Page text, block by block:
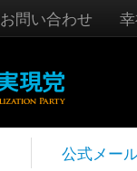
お問い合わせ
公式メー